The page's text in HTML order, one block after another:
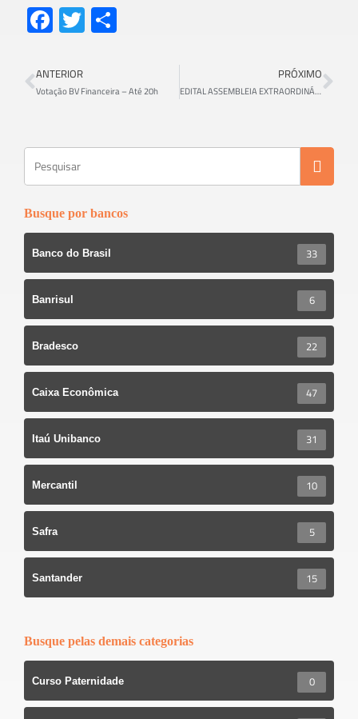
Fa
ce
b
o
T
wi
er e
ANTERIOR
Votação BV Financeira – Até 20h
PRÓXIMO
EDITAL ASSEMBLEIA EXTRAORDINÁRIA ESPECÍFICA SANTANDER
Busque por bancos
Banco do Brasil 33
Banrisul 6
Bradesco 22
Caixa Econômica 47
Itaú Unibanco 31
Mercantil 10
Safra 5
Santander 15
Busque pelas demais categorias
Curso Paternidade 0